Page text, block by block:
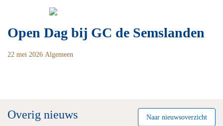
Open Dag bij GC de Semslanden
22 mei 2026 Algemeen
Overig nieuws Naar nieuwsoverzicht